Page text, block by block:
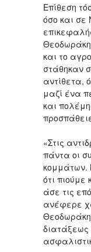
Επίθεση
όσο και
και το
στάθηκαν
αντίθετα,
μαζί ένα
και
«Στις
πάντα οι
κομμάτων.
ότι
άσε τις
ανέφερε
διατάξεως